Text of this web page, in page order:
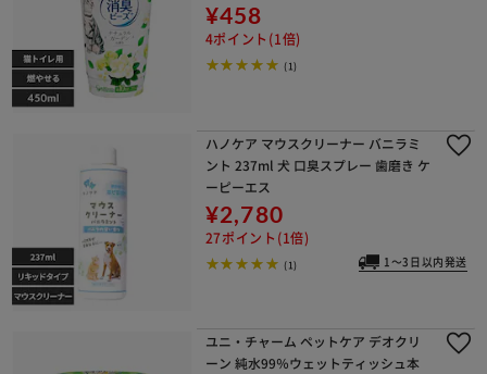
¥458
4ポイント(1倍)
(1)
ハノケア マウスクリーナー バニラミ
ント 237ml 犬 口臭スプレー 歯磨き ケ
ーピーエス
¥2,780
27ポイント(1倍)
(1) 1～3日以内発送
ユニ・チャーム ペットケア デオクリ
ーン 純水99％ウェットティッシュ本